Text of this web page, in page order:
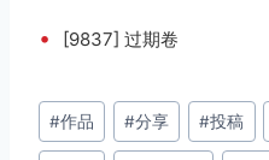
• [9837] 过期卷
文
章
#作品 #分享 #投稿